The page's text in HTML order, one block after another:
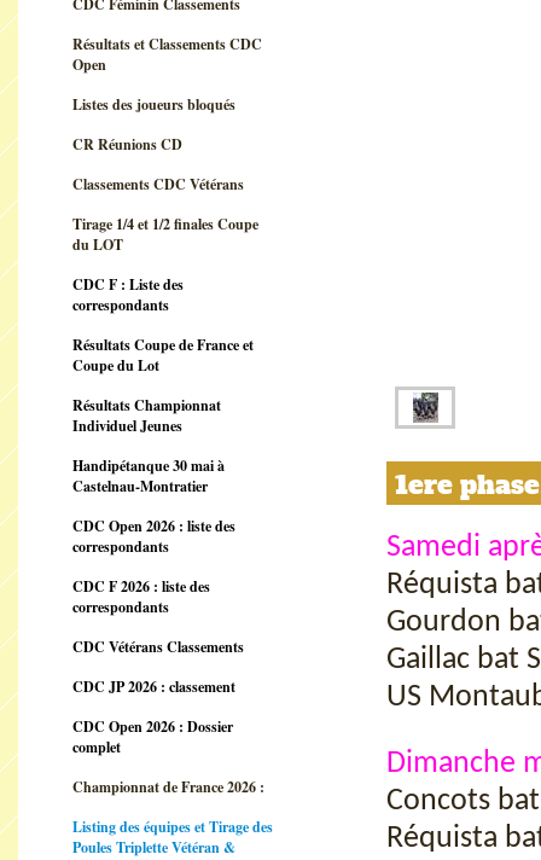
CDC Féminin Classements
Résultats et Classements CDC
Open
Listes des joueurs bloqués
CR Réunions CD
Classements CDC Vétérans
Tirage 1/4 et 1/2 finales Coupe
du LOT
CDC F : Liste des
correspondants
Résultats Coupe de France et
Coupe du Lot
Résultats Championnat
Individuel Jeunes
Handipétanque 30 mai à
Castelnau-Montratier
CDC Open 2026 : liste des
correspondants
CDC F 2026 : liste des
correspondants
CDC Vétérans Classements
CDC JP 2026 : classement
CDC Open 2026 : Dossier
complet
Championnat de France 2026 :
Listing des équipes et Tirage des
Poules Triplette Vétéran &
1ere
Samedi
Réquista
Gourdon
Gaillac bat
US
Dimanche
Concots
Réquista